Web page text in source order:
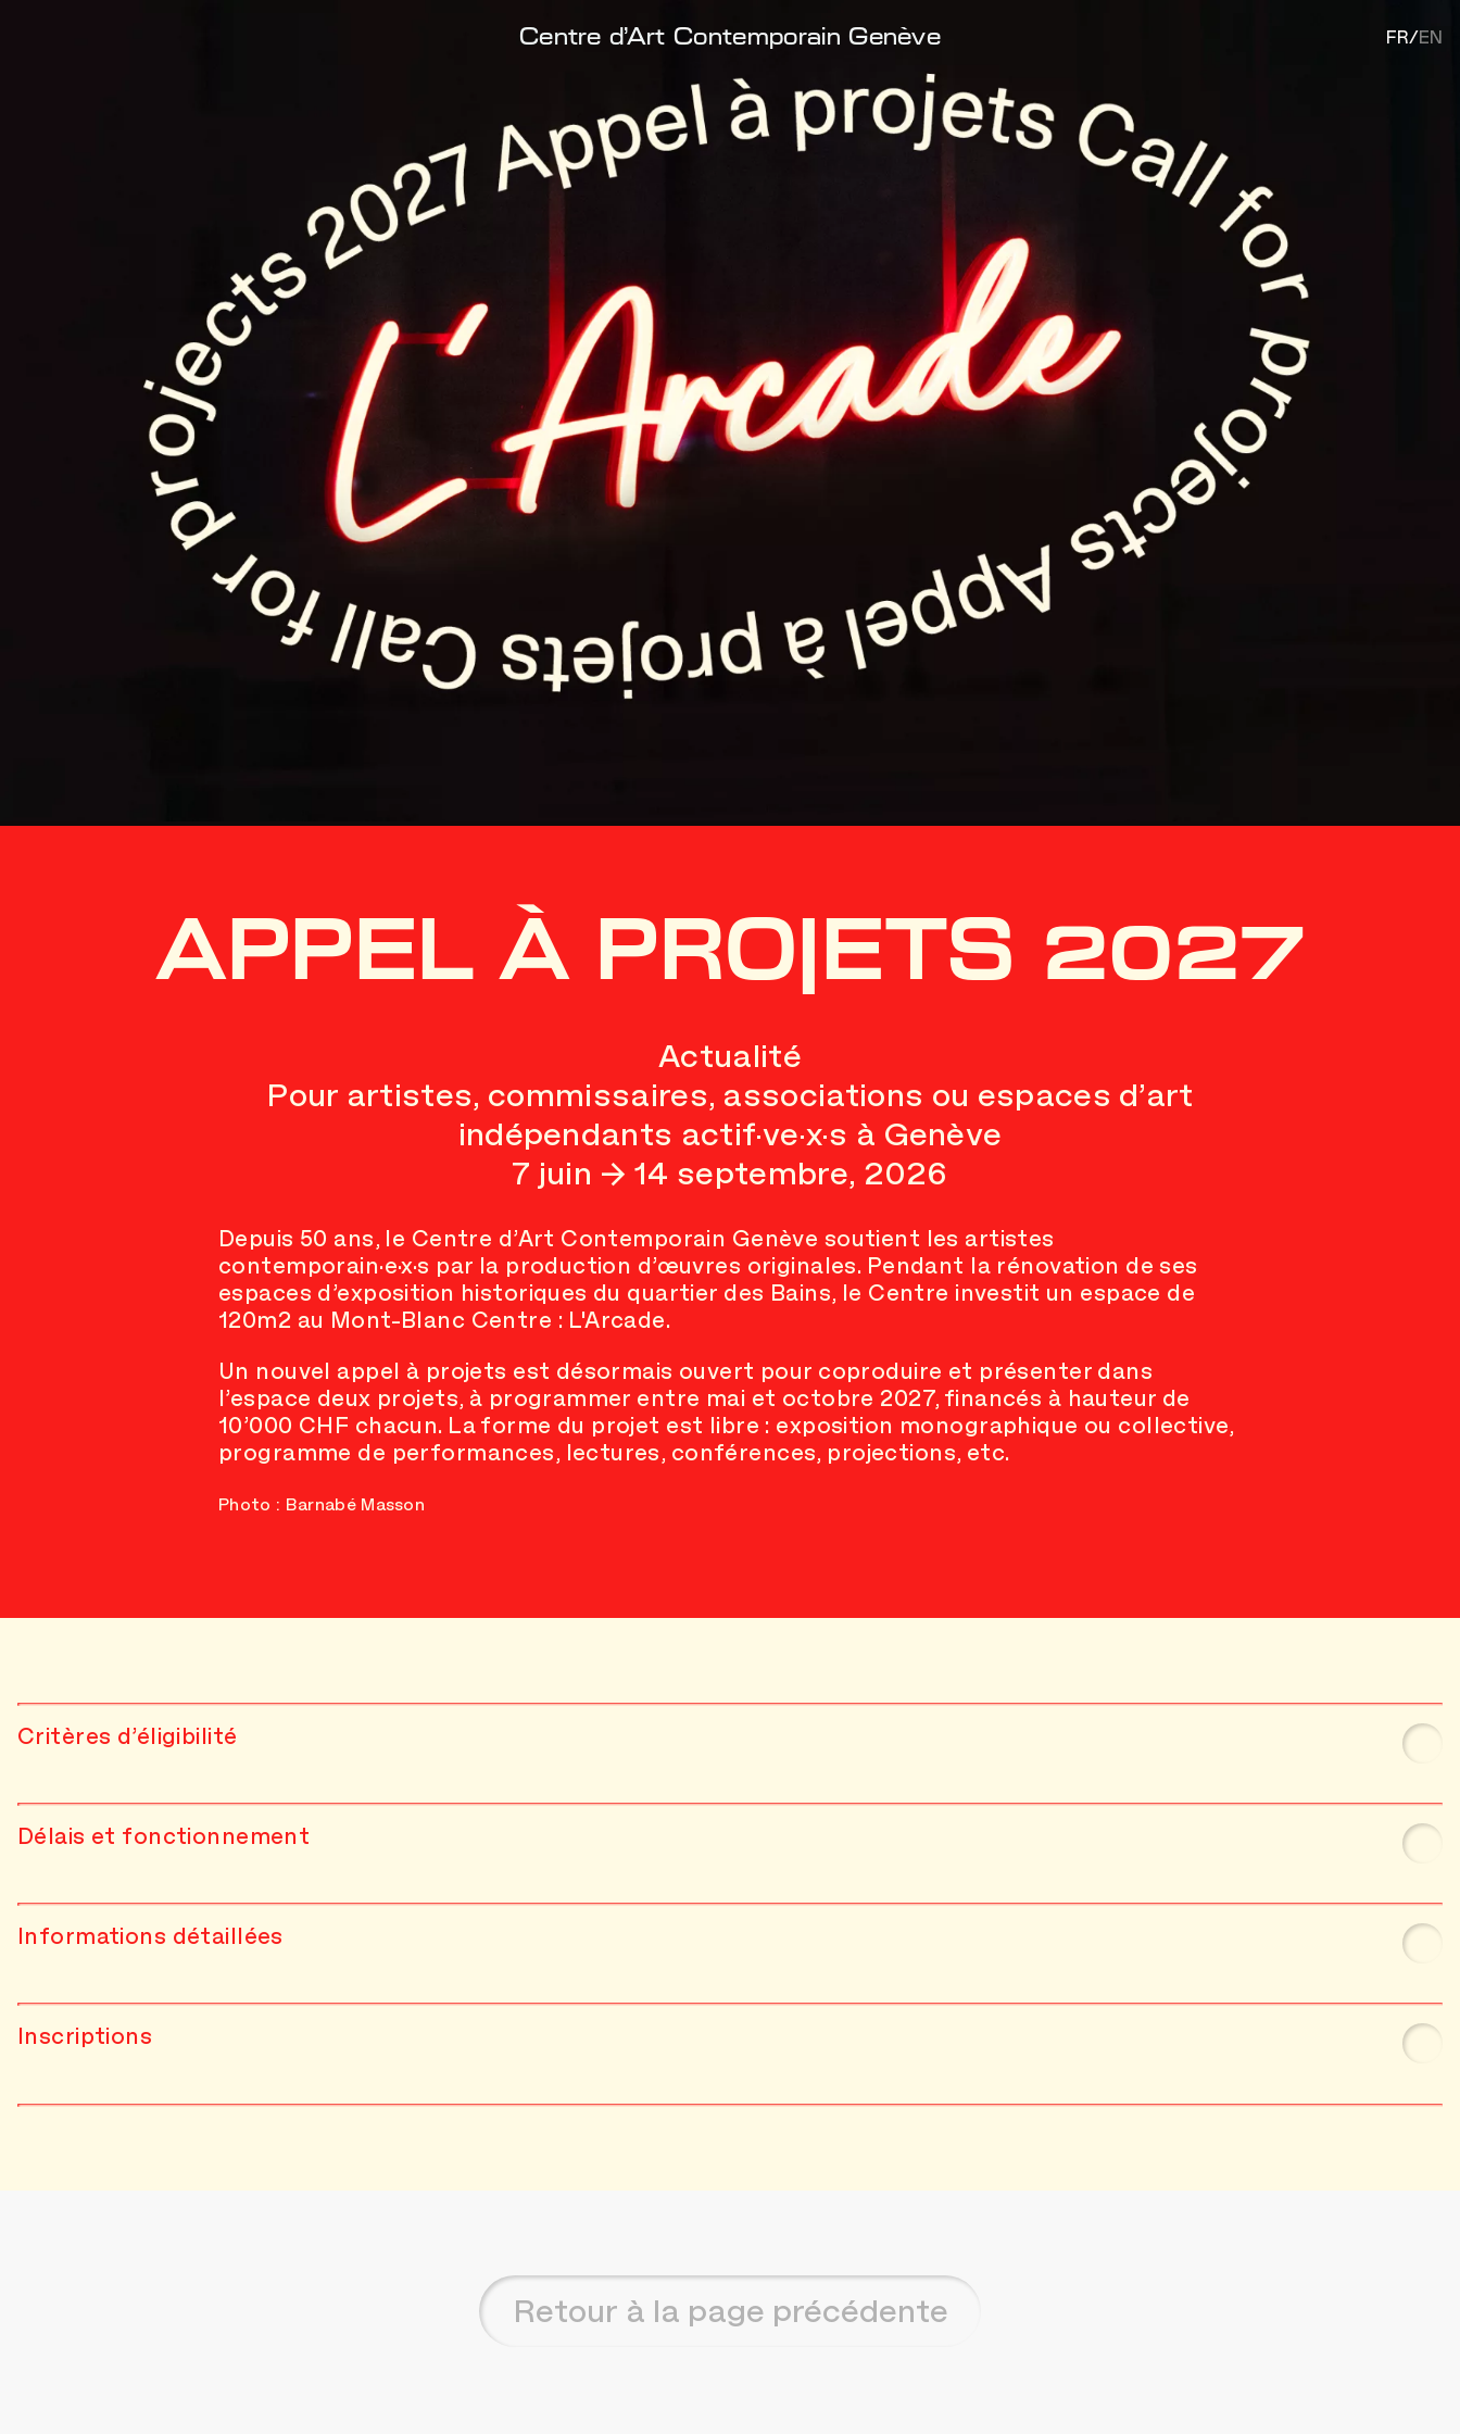
Centre d'Art Contemporain Genève FR/EN
APPEL À PROJETS 2027
Actualité
Pour artistes, commissaires, associations ou espaces d’art
indépendants actif·ve·x·s à Genève
7 juin → 14 septembre, 2026
Depuis 50 ans, le Centre d’Art Contemporain Genève soutient les artistes
contemporain·e·x·s par la production d’œuvres originales. Pendant la rénovation de ses
espaces d’exposition historiques du quartier des Bains, le Centre investit un espace de
120m2 au Mont-Blanc Centre : L'Arcade.
Un nouvel appel à projets est désormais ouvert pour coproduire et présenter dans
l’espace deux projets, à programmer entre mai et octobre 2027, financés à hauteur de
10’000 CHF chacun. La forme du projet est libre : exposition monographique ou collective,
programme de performances, lectures, conférences, projections, etc.
Photo : Barnabé Masson
Critères d’éligibilité
Délais et fonctionnement
Informations détaillées
Inscriptions
Retour à la page précédente